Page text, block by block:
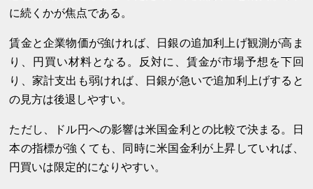
に続くかが焦点である。
賃金と企業物価が強ければ、日銀の追加利上げ観測が高ま
り、円買い材料となる。反対に、賃金が市場予想を下回
り、家計支出も弱ければ、日銀が急いで追加利上げすると
の見方は後退しやすい。
ただし、ドル円への影響は米国金利との比較で決まる。日
本の指標が強くても、同時に米国金利が上昇していれば、
円買いは限定的になりやすい。